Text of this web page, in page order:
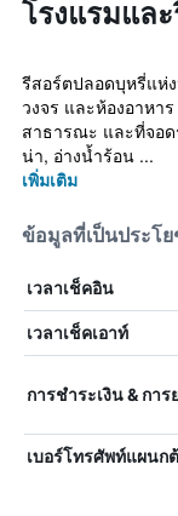
โรงแรมแล
รีสอร์ตปลอดบุหรี่แห่
วงจร และห้องอาหา
สาธารณะ และที่จอ
น่า, อ่างน้ำร้อน ...
เพิ่มเติม
ข้อมูลที่เป็นประโ
เวลาเช็คอิน
เวลาเช็คเอาท์
การชำระเงิน & การ
เบอร์โทรศัพท์แผนก